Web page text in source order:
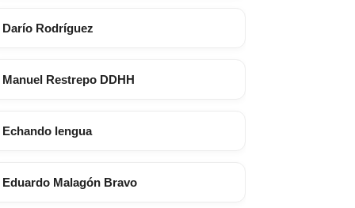
Darío Rodríguez
Manuel Restrepo DDHH
Echando lengua
Eduardo Malagón Bravo